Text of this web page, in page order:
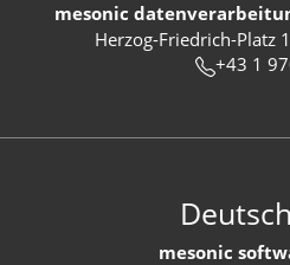
mesonic
Herzog-Friedrich-Platz
+43 1
mesonic